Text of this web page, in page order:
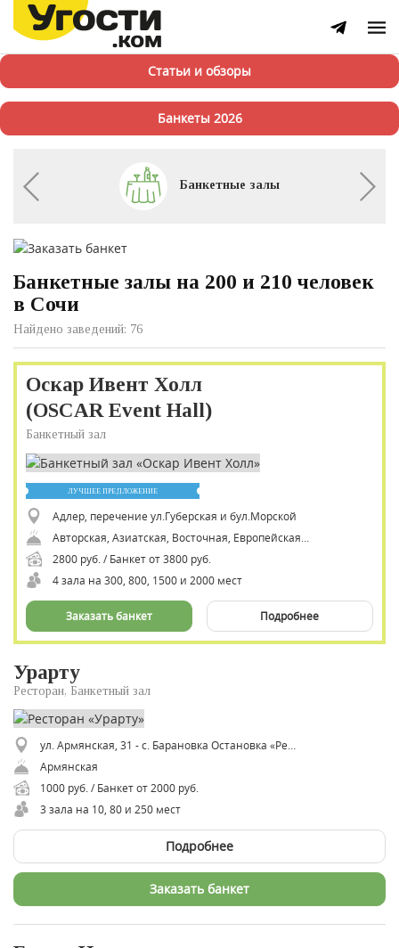
Статьи и обзоры
Банкеты 2026
Банкетные залы
Банкетные залы на 200 и 210 человек
в Сочи
Найдено заведений: 76
Оскар Ивент Холл
(OSCAR Event Hall)
Банкетный зал
ЛУЧШЕЕ ПРЕДЛОЖЕНИЕ
Адлер, перечение ул.Губерская и бул.Морской
2800 руб. / Банкет от 3800 руб.
4 зала на 300, 800, 1500 и 2000 мест
Подробнее
Заказать банкет
Урарту
Ресторан, Банкетный зал
ул. Армянская, 31 - с. Барановка Остановка «Ресторан Урарту»
Армянская
1000 руб. / Банкет от 2000 руб.
3 зала на 10, 80 и 250 мест
Подробнее
Заказать банкет